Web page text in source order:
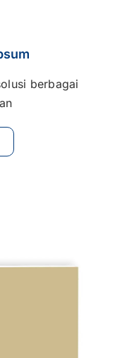
berbagai